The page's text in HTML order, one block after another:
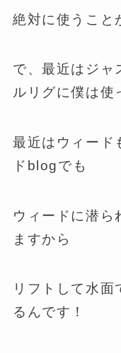
絶対に使うこと
で、最近はジャ
ルリグに僕は使
最近はウィード
ドblogでも
ウィードに潜ら
ますから
リフトして水
るんです！